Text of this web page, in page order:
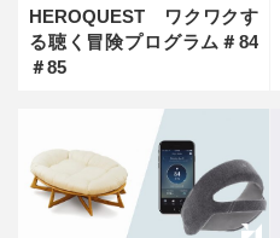
HEROQUEST ワクワクす
る聴く冒険プログラム＃84
＃85